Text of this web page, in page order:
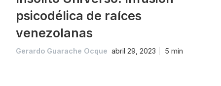
psicodélica de raíces
venezolanas
Gerardo Guarache Ocque abril 29, 2023 5 min